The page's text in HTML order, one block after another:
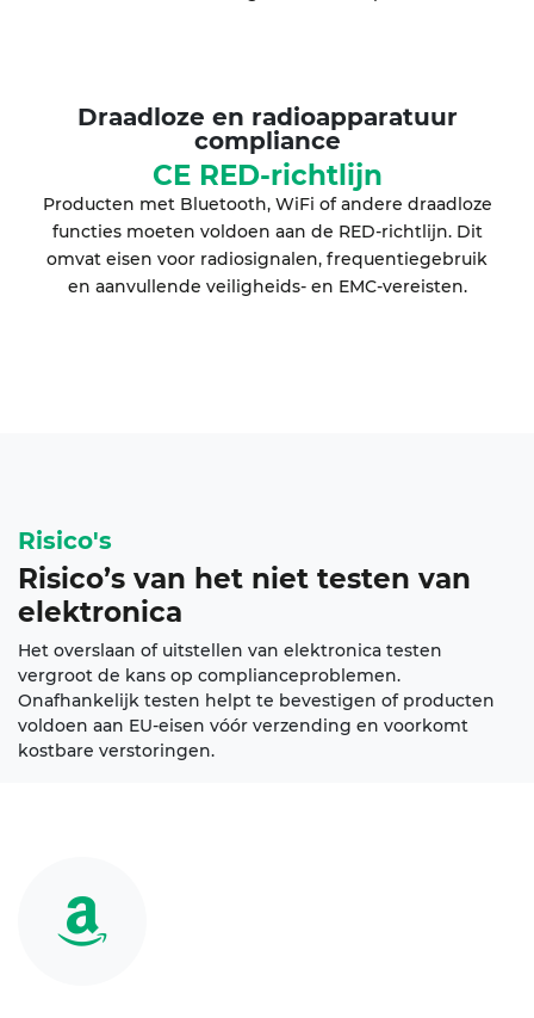
Draadloze en radioapparatuur
compliance
CE RED-richtlijn
Producten met Bluetooth, WiFi of andere draadloze
functies moeten voldoen aan de RED-richtlijn. Dit
omvat eisen voor radiosignalen, frequentiegebruik
en aanvullende veiligheids- en EMC-vereisten.
Risico's
Risico’s van het niet testen van
elektronica
Het overslaan of uitstellen van elektronica testen
vergroot de kans op complianceproblemen.
Onafhankelijk testen helpt te bevestigen of producten
voldoen aan EU-eisen vóór verzending en voorkomt
kostbare verstoringen.